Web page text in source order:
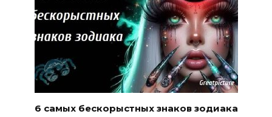
6 самых бескорыстных знаков зодиака